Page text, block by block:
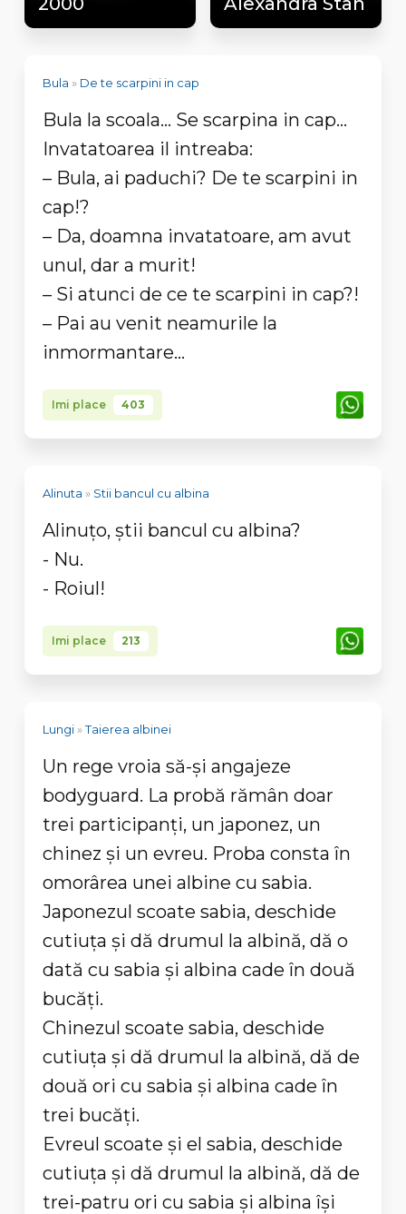
Bula » De te scarpini in cap
Bula la scoala… Se scarpina in cap…
Invatatoarea il intreaba:
– Bula, ai paduchi? De te scarpini in
cap!?
– Da, doamna invatatoare, am avut
unul, dar a murit!
– Si atunci de ce te scarpini in cap?!
– Pai au venit neamurile la
inmormantare…
Imi place 403
Alinuta » Stii bancul cu albina
Alinuţo, ştii bancul cu albina?
- Nu.
- Roiul!
Imi place 213
Lungi»Taierea albinei
Un rege vroia să-şi angajeze
bodyguard. La probă rămân doar
trei participanţi, un japonez, un
chinez şi un evreu. Proba consta în
omorârea unei albine cu sabia.
Japonezul scoate sabia, deschide
cutiuţa şi dă drumul la albină, dă o
dată cu sabia şi albina cade în două
bucăţi.
Chinezul scoate sabia, deschide
cutiuţa şi dă drumul la albină, dă de
două ori cu sabia şi albina cade în
trei bucăţi.
Evreul scoate şi el sabia, deschide
cutiuţa şi dă drumul la albină, dă de
trei-patru ori cu sabia şi albina îşi